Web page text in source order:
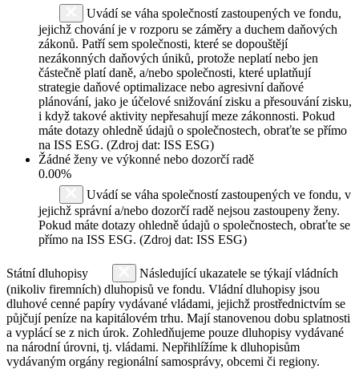
Uvádí se váha společností zastoupených ve fondu,
jejichž chování je v rozporu se záměry a duchem daňových
zákonů. Patří sem společnosti, které se dopouštějí
nezákonných daňových úniků, protože neplatí nebo jen
částečně platí daně, a/nebo společnosti, které uplatňují
strategie daňové optimalizace nebo agresivní daňové
plánování, jako je účelové snižování zisku a přesouvání zisku,
i když takové aktivity nepřesahují meze zákonnosti. Pokud
máte dotazy ohledně údajů o společnostech, obraťte se přímo
na ISS ESG. (Zdroj dat: ISS ESG)
Žádné ženy ve výkonné nebo dozorčí radě
0.00%
Uvádí se váha společností zastoupených ve fondu, v
jejichž správní a/nebo dozorčí radě nejsou zastoupeny ženy.
Pokud máte dotazy ohledně údajů o společnostech, obraťte se
přímo na ISS ESG. (Zdroj dat: ISS ESG)
Státní dluhopisy
Následující ukazatele se týkají vládních
(nikoliv firemních) dluhopisů ve fondu. Vládní dluhopisy jsou
dluhové cenné papíry vydávané vládami, jejichž prostřednictvím se
půjčují peníze na kapitálovém trhu. Mají stanovenou dobu splatnosti
a vyplácí se z nich úrok. Zohledňujeme pouze dluhopisy vydávané
na národní úrovni, tj. vládami. Nepřihlížíme k dluhopisům
vydávaným orgány regionální samosprávy, obcemi či regiony.